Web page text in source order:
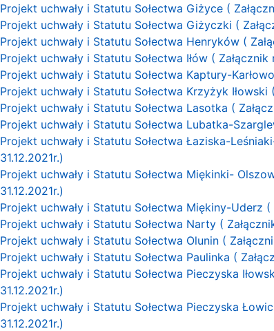
Projekt uchwały i Statutu Sołectwa Giżyce (
Projekt uchwały i Statutu Sołectwa Giżyczki (
Projekt uchwały i Statutu Sołectwa Henryków (
Projekt uchwały i Statutu Sołectwa Iłów (
Projekt uchwały i Statutu Sołectwa Kaptury-
Projekt uchwały i Statutu Sołectwa Krzyżyk
Projekt uchwały i Statutu Sołectwa Lasotka (
Projekt uchwały i Statutu Sołectwa Lubatka-
Projekt uchwały i Statutu Sołectwa Łaziska-
31.12.2021r.)
Projekt uchwały i Statutu Sołectwa Miękinki-
31.12.2021r.)
Projekt uchwały i Statutu Sołectwa Miękiny-Uderz
Projekt uchwały i Statutu Sołectwa Narty (
Projekt uchwały i Statutu Sołectwa Olunin (
Projekt uchwały i Statutu Sołectwa Paulinka (
Projekt uchwały i Statutu Sołectwa Pieczyska
31.12.2021r.)
Projekt uchwały i Statutu Sołectwa Pieczyska
31.12.2021r.)